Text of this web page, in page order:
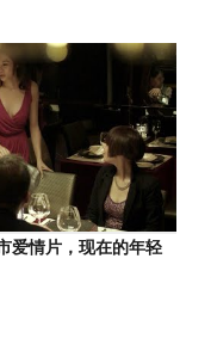
爱情片，现在的年轻